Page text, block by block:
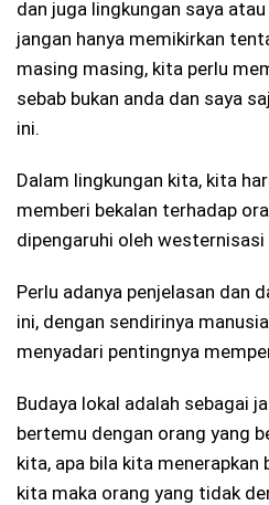
dan juga lingkungan saya
jangan hanya memikirkan
masing masing, kita perlu
sebab bukan anda dan saya
ini.
Dalam lingkungan kita, kita
memberi bekalan terhadap
dipengaruhi oleh westernisasi
Perlu adanya penjelasan dan
ini, dengan sendirinya
menyadari pentingnya
Budaya lokal adalah sebagai
bertemu dengan orang yang
kita, apa bila kita menerapkan
kita maka orang yang tidak